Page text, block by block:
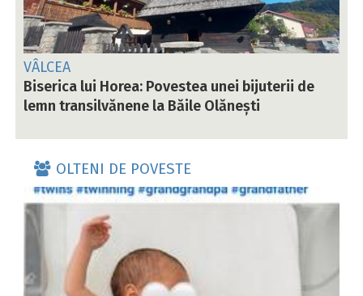
VÂLCEA
Biserica lui Horea: Povestea unei bijuterii de
lemn transilvănene la Băile Olănești
OLTENI DE POVESTE